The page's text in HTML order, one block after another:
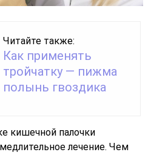
Читайте также:
Как применять
тройчатку — пижма
полынь гвоздика
кишечной палочки
лечение. Чем